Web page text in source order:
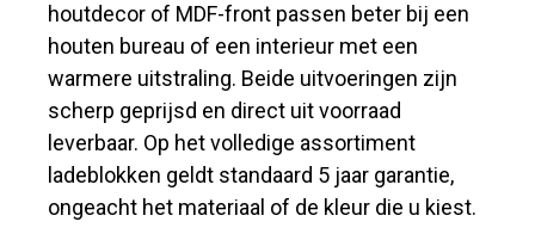
houtdecor of MDF-front passen beter bij een
houten bureau of een interieur met een
warmere uitstraling. Beide uitvoeringen zijn
scherp geprijsd en direct uit voorraad
leverbaar. Op het volledige assortiment
ladeblokken geldt standaard 5 jaar garantie,
ongeacht het materiaal of de kleur die u kiest.